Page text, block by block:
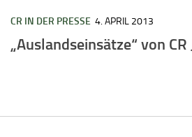
CR IN DER PRESSE 4. APRIL 2013
„Auslandseinsätze“ von